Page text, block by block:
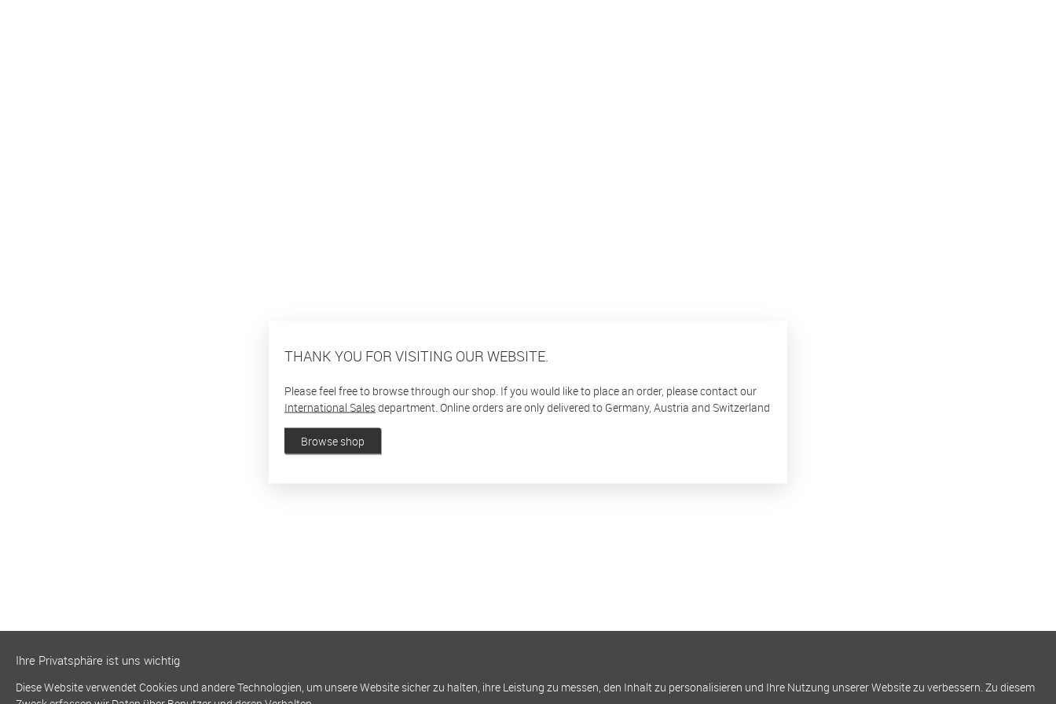
THANK YOU FOR VISITING OUR WEBSITE.
Please feel free to browse through our shop. If you would like to place an order, please contact our
International Salesdepartment. Online orders are only delivered to Germany, Austria and Switzerland
Browse shop
Ihre Privatsphäre ist uns wichtig
Diese Website verwendet Cookies und andere Technologien, um unsere Website sicher zu halten, ihre Leistung zu messen, den Inhalt zu personalisieren und Ihre Nutzung unserer Website zu verbessern. Zu diesem